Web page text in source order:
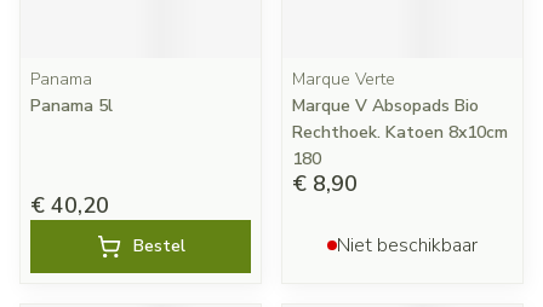
Panama
Panama 5l
€ 40,20
Bestel
Marque Verte
Marque V Absopads Bio
Rechthoek. Katoen 8x10cm
180
€ 8,90
Niet beschikbaar